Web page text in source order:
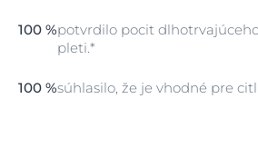
100 %potvrdilo pocit
pleti.*
100 %súhlasilo, že je vhodné pre